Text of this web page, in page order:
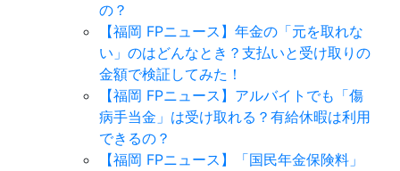
の？
【福岡 FPニュース】年金の「元を取れな
い」のはどんなとき？支払いと受け取りの
金額で検証してみた！
【福岡 FPニュース】アルバイトでも「傷
病手当金」は受け取れる？有給休暇は利用
できるの？
【福岡 FPニュース】「国民年金保険料」